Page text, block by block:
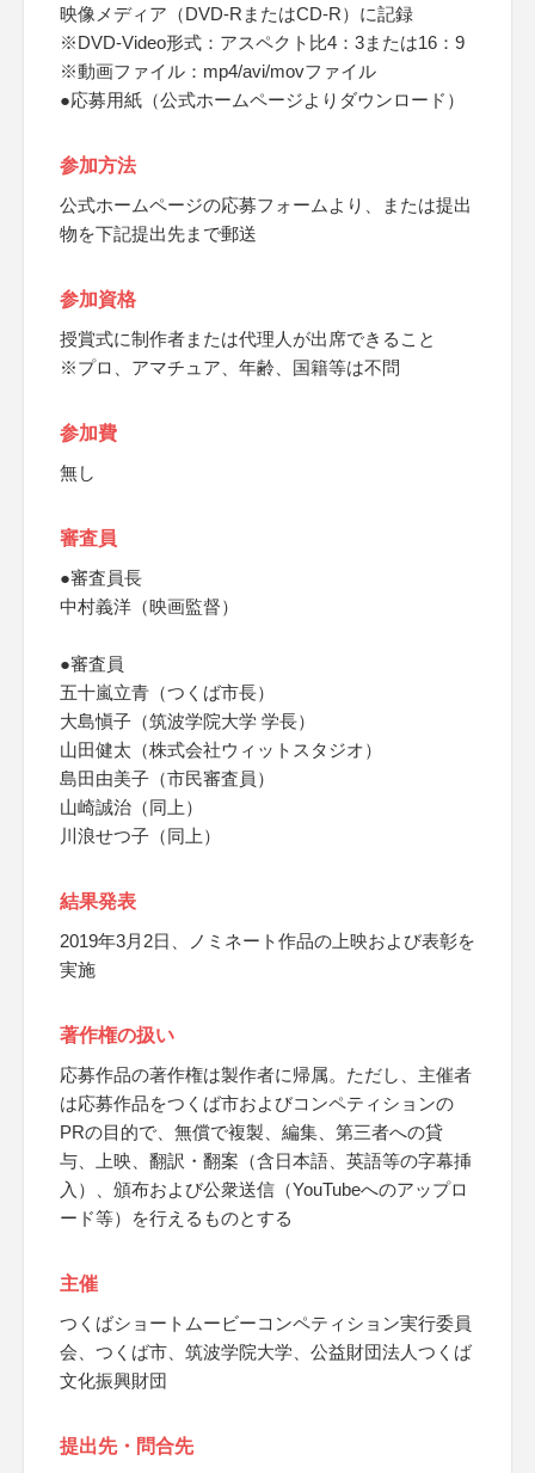
映像メディア（DVD-RまたはCD-R）に記録
※DVD-Video形式：アスペクト比4：3または16：9
※動画ファイル：mp4/avi/movファイル
●応募用紙（公式ホームページよりダウンロード）
参加方法
公式ホームページの応募フォームより、または提出
物を下記提出先まで郵送
参加資格
授賞式に制作者または代理人が出席できること
※プロ、アマチュア、年齢、国籍等は不問
参加費
無し
審査員
●審査員長
中村義洋（映画監督）
●審査員
五十嵐立青（つくば市長）
大島愼子（筑波学院大学 学長）
山田健太（株式会社ウィットスタジオ）
島田由美子（市民審査員）
山崎誠治（同上）
川浪せつ子（同上）
結果発表
2019年3月2日、ノミネート作品の上映および表彰を
実施
著作権の扱い
応募作品の著作権は製作者に帰属。ただし、主催者
は応募作品をつくば市およびコンペティションの
PRの目的で、無償で複製、編集、第三者への貸
与、上映、翻訳・翻案（含日本語、英語等の字幕挿
入）、頒布および公衆送信（YouTubeへのアップロ
ード等）を行えるものとする
主催
つくばショートムービーコンペティション実行委員
会、つくば市、筑波学院大学、公益財団法人つくば
文化振興財団
提出先・問合先